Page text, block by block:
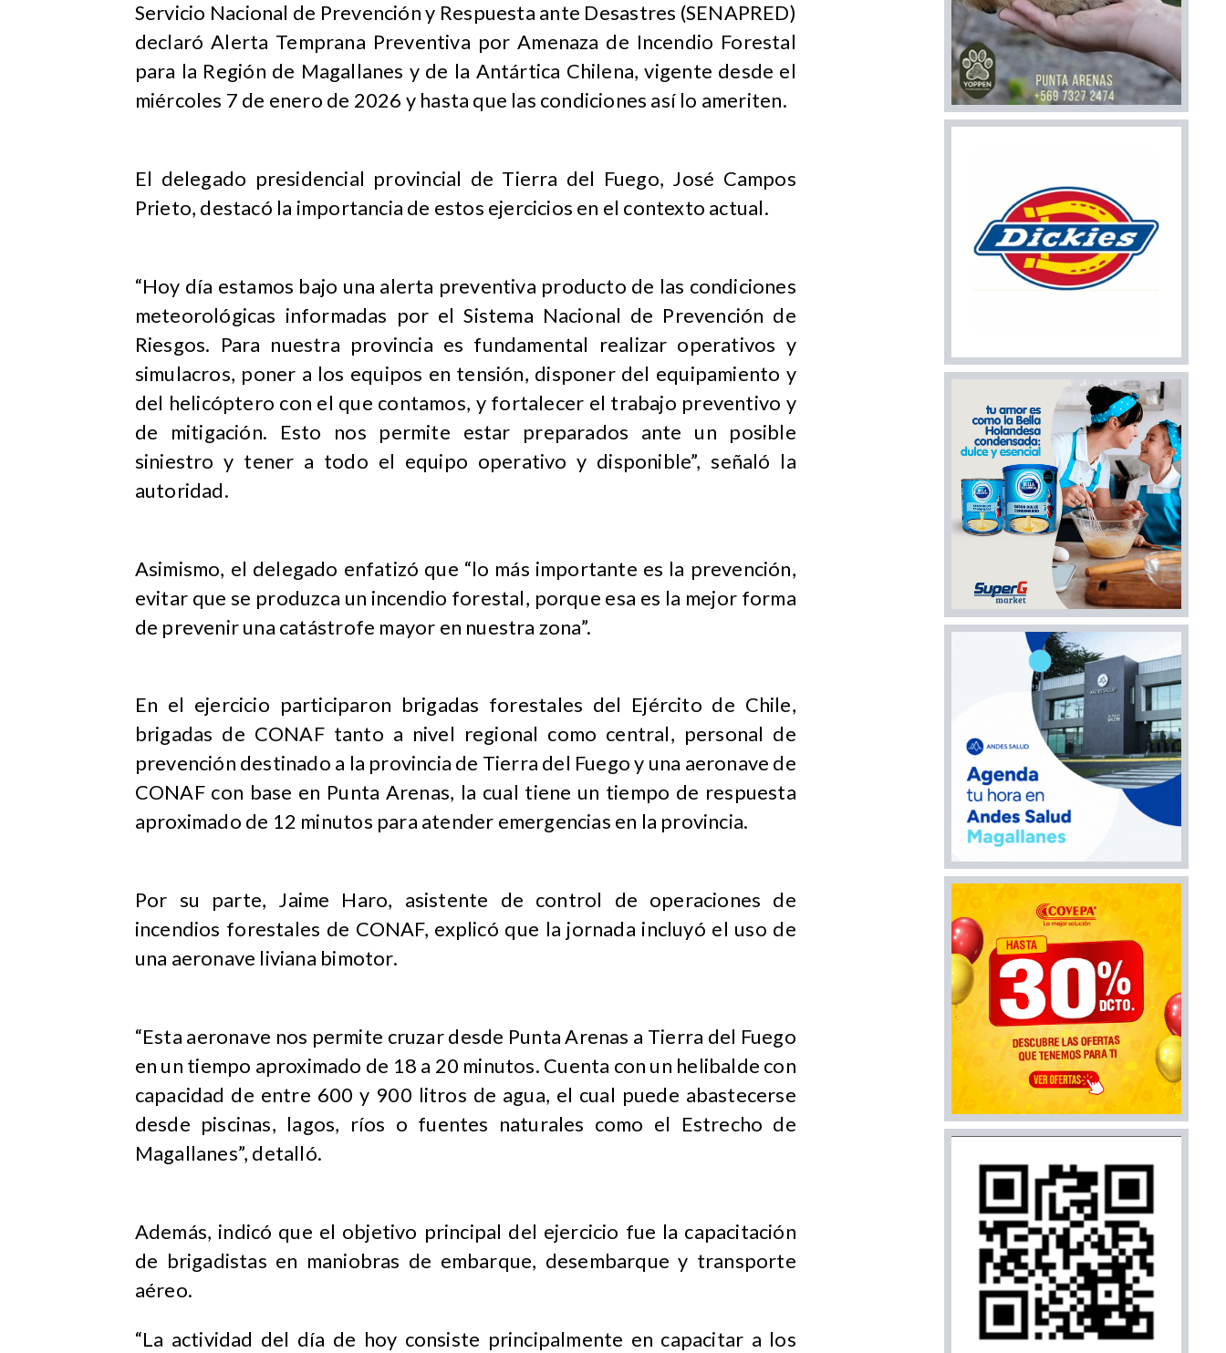
Servicio Nacional de Prevención y Respuesta ante Desastres (SENAPRED)
declaró Alerta Temprana Preventiva por Amenaza de Incendio Forestal
para la Región de Magallanes y de la Antártica Chilena, vigente desde el
miércoles 7 de enero de 2026 y hasta que las condiciones así lo ameriten.
El delegado presidencial provincial de Tierra del Fuego, José Campos
Prieto, destacó la importancia de estos ejercicios en el contexto actual.
“Hoy día estamos bajo una alerta preventiva producto de las condiciones
meteorológicas informadas por el Sistema Nacional de Prevención de
Riesgos. Para nuestra provincia es fundamental realizar operativos y
simulacros, poner a los equipos en tensión, disponer del equipamiento y
del helicóptero con el que contamos, y fortalecer el trabajo preventivo y
de mitigación. Esto nos permite estar preparados ante un posible
siniestro y tener a todo el equipo operativo y disponible”, señaló la
autoridad.
Asimismo, el delegado enfatizó que “lo más importante es la prevención,
evitar que se produzca un incendio forestal, porque esa es la mejor forma
de prevenir una catástrofe mayor en nuestra zona”.
En el ejercicio participaron brigadas forestales del Ejército de Chile,
brigadas de CONAF tanto a nivel regional como central, personal de
prevención destinado a la provincia de Tierra del Fuego y una aeronave de
CONAF con base en Punta Arenas, la cual tiene un tiempo de respuesta
aproximado de 12 minutos para atender emergencias en la provincia.
Por su parte, Jaime Haro, asistente de control de operaciones de
incendios forestales de CONAF, explicó que la jornada incluyó el uso de
una aeronave liviana bimotor.
“Esta aeronave nos permite cruzar desde Punta Arenas a Tierra del Fuego
en un tiempo aproximado de 18 a 20 minutos. Cuenta con un helibalde con
capacidad de entre 600 y 900 litros de agua, el cual puede abastecerse
desde piscinas, lagos, ríos o fuentes naturales como el Estrecho de
Magallanes”, detalló.
Además, indicó que el objetivo principal del ejercicio fue la capacitación
de brigadistas en maniobras de embarque, desembarque y transporte
aéreo.
“La actividad del día de hoy consiste principalmente en capacitar a los